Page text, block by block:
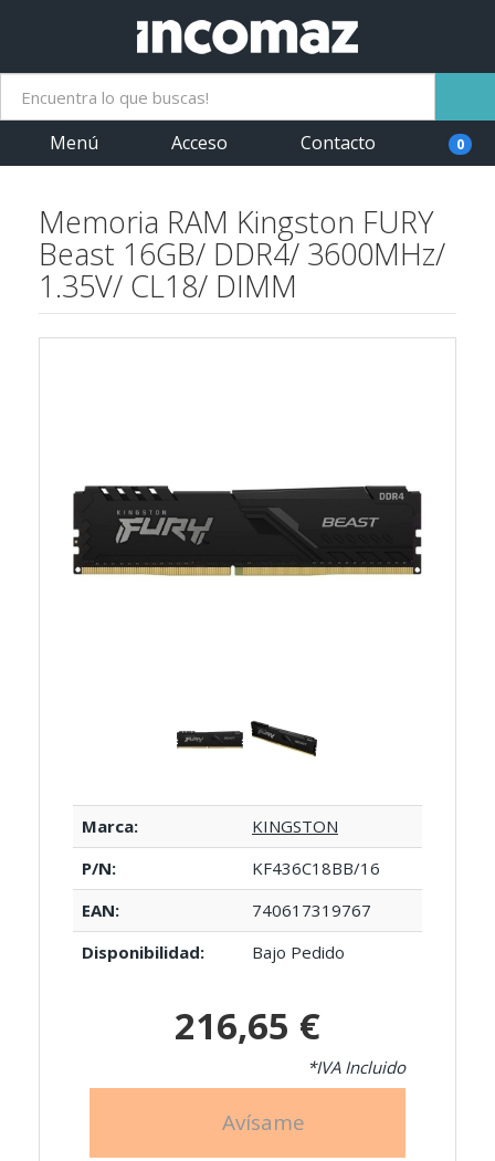
Menú Acceso Contacto 0
Memoria RAM Kingston FURY
Beast 16GB/ DDR4/ 3600MHz/
1.35V/ CL18/ DIMM
Marca:
KINGSTON
P/N:
KF436C18BB/16
EAN:
740617319767
Disponibilidad:
Bajo Pedido
216,65 €
*IVA Incluido
Avísame